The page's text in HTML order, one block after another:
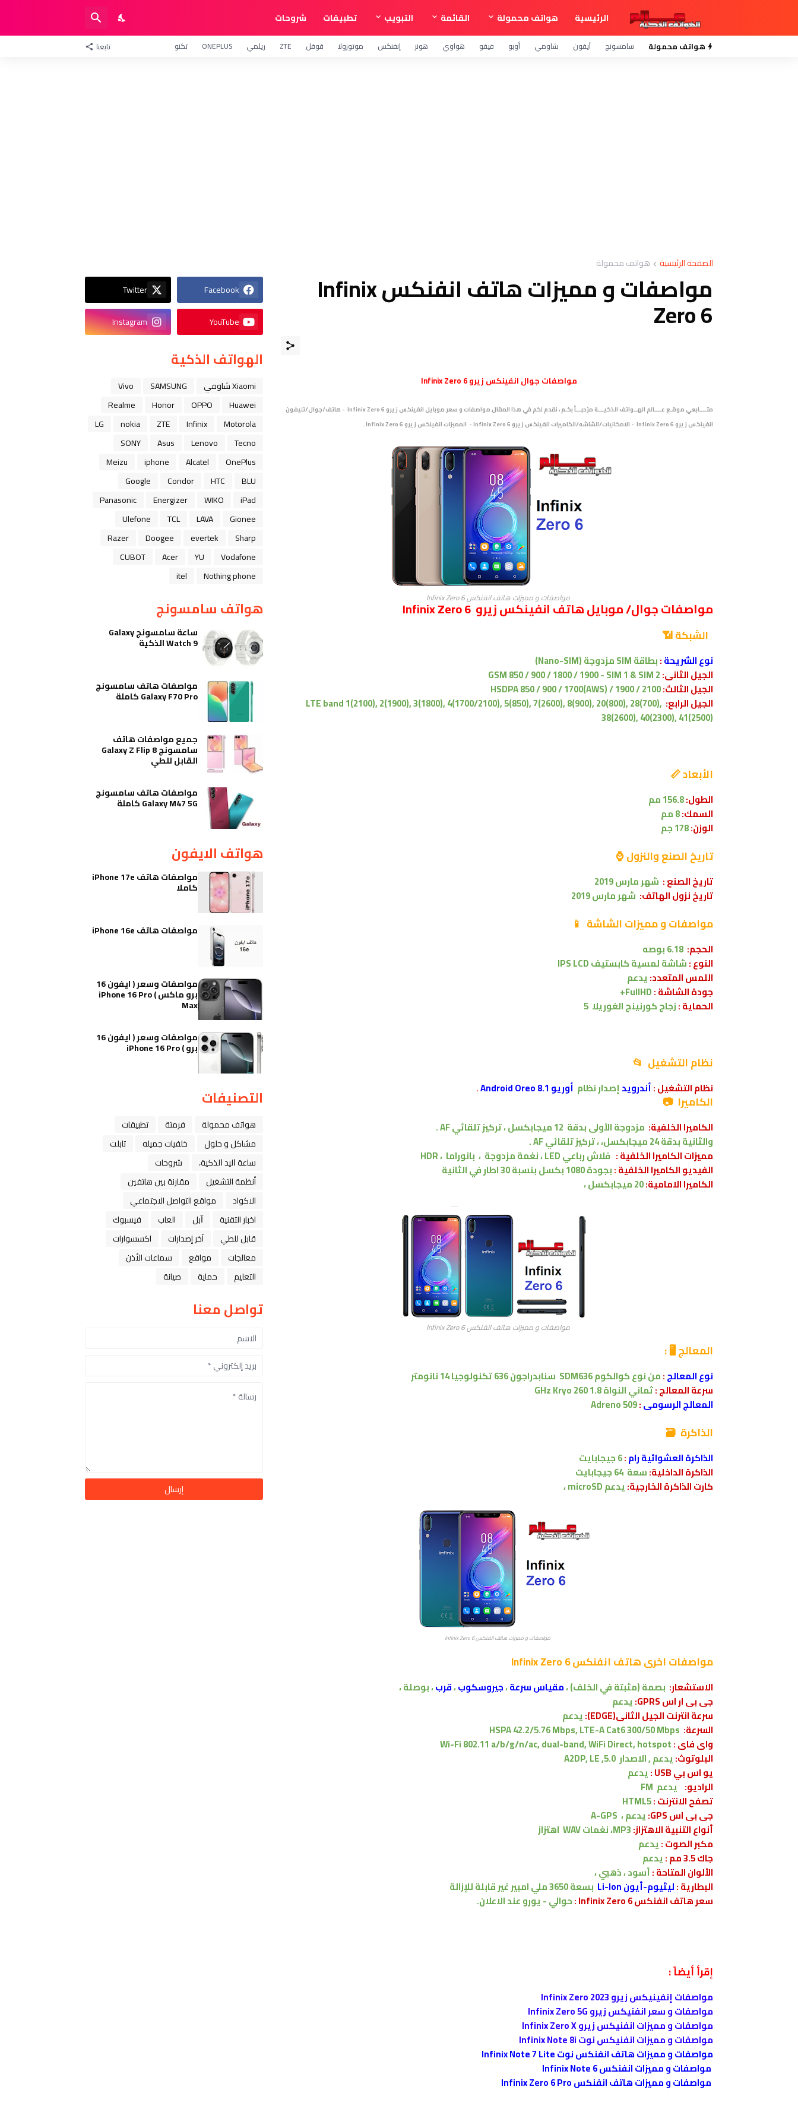
الرئيسية هواتف محمولة القائمة التبويب تطبيقات شروحات
هواتف محمولة سامسونج آيفون شاومي أوبو فيفو هواوي هونر إنفنكس موتورولا قوقل ZTE ريلمي ONEPLUS تكنو تابعنا
الصفحة الرئيسية هواتف محمولة
مواصفات و مميزات هاتف انفنكس Infinix
Zero 6
مواصفات جوال انفينكس زيرو Infinix Zero 6
متــــابعي موقـع عــــالم الهــواتف الذكيـــة مرْحبـــاً بكـم ، نقدم لكم في هذا المقال مواصفات و سعر موبايل انفينكس زيرو Infinix Zero 6 - هاتف/جوال/تليفون
انفينكس زيرو Infinix Zero 6 - الامكانيات/الشاشه/الكاميرات انفينكس زيرو Infinix Zero 6 - المميزات انفينكس زيرو Infinix Zero 6 .
مواصفات و مميزات هاتف انفنكس Infinix Zero 6
مواصفات جوال/ موبايل هاتف انفينكس زيرو Infinix Zero 6
الشبكة 📶
نوع الشريحة:بطاقة SIM مزدوجة
(Nano-SIM)
الجيل الثانى:GSM 850 / 900 / 1800 / 1900 - SIM 1 & SIM 2
الجيل الثالث:HSDPA 850 / 900 / 1700(AWS) / 1900 / 2100
الجيل الرابع: LTE band 1(2100), 2(1900), 3(1800), 4(1700/2100), 5(850), 7(2600), 8(900), 20(800), 28(700),
38(2600), 40(2300), 41(2500)
الأبعاد 📏
الطول:156.8 مم
السمك:8 مم
الوزن:
جم
تاريخ الصنع والنزول ⌚
تاريخ الصنع : شهر مارس 2019
تاريخ نزول الهاتف: شهر مارس 2019
مواصفاتو مميزات الشاشة 📱
الحجم:
النوع :شاشة لمسيةكابستيفIPS LCD
اللمس المتعدد:يدعم
جودة الشاشة :FullHD+
الحماية :زجاج كورنينج الغوريلا 5
نظام التشغيل 📂
نظام التشغيل:أندرويدإصدارنظام أوريو 8.1 Android Oreo .
الكاميرا 📷
الكاميرا الخلفية: مزدوجة الأولى بدقة 12 ميجابكسل ،تركيز تلقائي AF
.
والثانية بدقة 24 ميجابكسل،
،تركيز تلقائي AF
.
مميزاتالكاميرا الخلفية : فلاشرباعيLED، نغمةمزدوجة ، بانوراما ، HDR
الفيديو الكاميرا الخلفية :بجودة 1080 بكسل بنسبة 30 اطار في الثانية
الكاميرا الامامية:20 ميجابكسل ،
مواصفات و مميزات هاتف انفنكس Infinix Zero 6
المعالج 🖥 :
نوع المعالج:من نوع كوالكومSDM636 سنابدراجون 636 تكنولوجيا 14 نانومتر
سرعة المعالج :ثماني النواة1.8 GHz Kryo 260
المعالج الرسومى:
Adreno 509
الذاكرة 🗃
الذاكرة العشوائية رام:6 جيجابايت
الذاكرة الداخلية:سعة
كارت الذاكرة الخارجية:يدعمmicroSD ،
مواصفات و مميزات هاتف انفنكس Infinix Zero 6
مواصفات اخرىهاتف انفنكس Infinix Zero 6
الاستشعار: بصمة (مثبتة في الخلف) ،مقياس سرعة،جيروسكوب،قرب،بوصلة ،
جى بى ار اس GPRS:
يدعم
سرعة انترنت الجيل الثانى(EDGE):
يدعم
السرعة: HSPA 42.2/5.76 Mbps, LTE-A Cat6 300/50 Mbps
واى فاى :Wi-Fi 802.11 a/b/g/n/ac, dual-band, WiFi Direct, hotspot
البلوتوث:يدعم , الاصدار 5.0, A2DP, LE
يو اس بي USB :
يدعم
الراديو: يدعم FM
تصفح الانترنت :HTML5
جى بى اس GPS:
يدعم ، A-GPS
أنواع التنبية الاهتزاز:
اهتزاز
مكبر الصوت :يدعم
جاك 3.5 مم :
يدعم
الألوان المتاحة :أسود ، ذهبي ،
البطارية:ليثيوم-أيون Li-Ion بسعة3650ملي امبيرغير قابلة للإزالة
سعر هاتف انفنكس Infinix Zero 6 :
حوالي - يوروعند الاعلان.
إقرأ أيضاً :
مواصفات إنفينيكس زيرو Infinix Zero 2023
مواصفات و سعر انفنيكس زيرو Infinix Zero 5G
مواصفات و مميزات انفنيكس زيرو Infinix Zero X
مواصفات و مميزات انفنيكس نوت Infinix Note 8i
مواصفات و مميزات هاتف انفنكس نوت Infinix Note 7 Lite
مواصفات و مميزات انفنكس Infinix Note 6
مواصفات و مميزات هاتف انفنكس Infinix Zero 6 Pro
Facebook
Twitter
YouTube
Instagram
الهواتف الذكية
Xiaomi شاومي SAMSUNG
Vivo
Huawei
OPPO
Honor
Realme
Motorola
Infinix
ZTE
nokia
LG
Tecno
Lenovo
Asus
SONY
OnePlus
Alcatel
iphone
Meizu
BLU
HTC
Condor
Google
iPad
WIKO
Energizer
Panasonic
Gionee
LAVA
TCL
Ulefone
Sharp
evertek
Doogee
Razer
Vodafone
YU
Acer
CUBOT
Nothing phone
itel
هواتف سامسونج
ساعة سامسونج Galaxy
Watch 9 الذكية
مواصفات هاتف سامسونج
Galaxy F70 Pro كاملة
جميع مواصفات هاتف
سامسونج Galaxy Z Flip 8
القابل للطي
مواصفات هاتف سامسونج
Galaxy M47 5G كاملة
هواتف الايفون
مواصفات هاتف iPhone 17e
كاملا
مواصفات هاتف iPhone 16e
مواصفات وسعر ( ايفون 16
برو ماكس ) iPhone 16 Pro
Max
مواصفات وسعر ( ايفون 16
برو ) iPhone 16 Pro
التصنيفات
هواتف محمولة فرمتة
تطبيقات
مشاكل و حلول
خلفيات جميله
تابلت
ﺳﺎﻋﺔ ﺍﻟﻴﺪ ﺍﻟﺬﻛﻴﺔ،
شروحات
أنظمة التشغيل
مقارنة بين هاتفين
الاكواد
مواقع التواصل الاجتماعي
اخبار التقنية
ﺁﺑﻞ العاب
فيسبوك
قابل للطي
آخر إصدارات
اكسسوارات
معالجات
مواقع
سماعات الأذن
التعليم
حماية صيانة
تواصل معنا